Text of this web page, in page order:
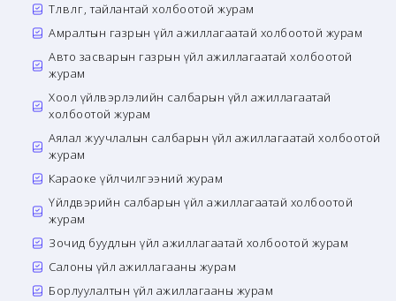
Төлөвлөгөө, тайлантай холбоотой журам
Амралтын газрын үйл ажиллагаатай холбоотой журам
Авто засварын газрын үйл ажиллагаатай холбоотой
журам
Хоол үйлвэрлэлийн салбарын үйл ажиллагаатай
холбоотой журам
Аялал жуучлалын салбарын үйл ажиллагаатай холбоотой
журам
Караоке үйлчилгээний журам
Үйлдвэрийн салбарын үйл ажиллагаатай холбоотой
журам
Зочид буудлын үйл ажиллагаатай холбоотой журам
Салоны үйл ажиллагааны журам
Борлуулалтын үйл ажиллагааны журам